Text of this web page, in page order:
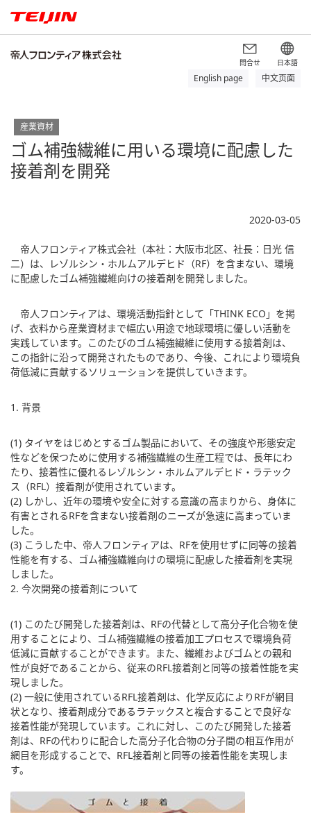
問合せ 日本語
English page 中文页面
産業資材
ゴム補強繊維に用いる環境に配慮した
接着剤を開発
2020-03-05
帝人フロンティア株式会社（本社：大阪市北区、社長：日光 信
二）は、レゾルシン・ホルムアルデヒド（RF）を含まない、環境
に配慮したゴム補強繊維向けの接着剤を開発しました。
帝人フロンティアは、環境活動指針として「THINK ECO」を掲
げ、衣料から産業資材まで幅広い用途で地球環境に優しい活動を
実践しています。このたびのゴム補強繊維に使用する接着剤は、
この指針に沿って開発されたものであり、今後、これにより環境負
荷低減に貢献するソリューションを提供していきます。
1. 背景
(1) タイヤをはじめとするゴム製品において、その強度や形態安定
性などを保つために使用する補強繊維の生産工程では、長年にわ
たり、接着性に優れるレゾルシン・ホルムアルデヒド・ラテック
ス（RFL）接着剤が使用されています。
(2) しかし、近年の環境や安全に対する意識の高まりから、身体に
有害とされるRFを含まない接着剤のニーズが急速に高まっていま
した。
(3) こうした中、帝人フロンティアは、RFを使用せずに同等の接着
性能を有する、ゴム補強繊維向けの環境に配慮した接着剤を実現
しました。
2. 今次開発の接着剤について
(1) このたび開発した接着剤は、RFの代替として高分子化合物を使
用することにより、ゴム補強繊維の接着加工プロセスで環境負荷
低減に貢献することができます。また、繊維およびゴムとの親和
性が良好であることから、従来のRFL接着剤と同等の接着性能を実
現しました。
(2) 一般に使用されているRFL接着剤は、化学反応によりRFが網目
状となり、接着剤成分であるラテックスと複合することで良好な
接着性能が発現しています。これに対し、このたび開発した接着
剤は、RFの代わりに配合した高分子化合物の分子間の相互作用が
網目を形成することで、RFL接着剤と同等の接着性能を実現しま
す。